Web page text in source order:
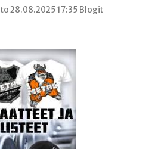
to 28.08.2025 17:35 Blogit